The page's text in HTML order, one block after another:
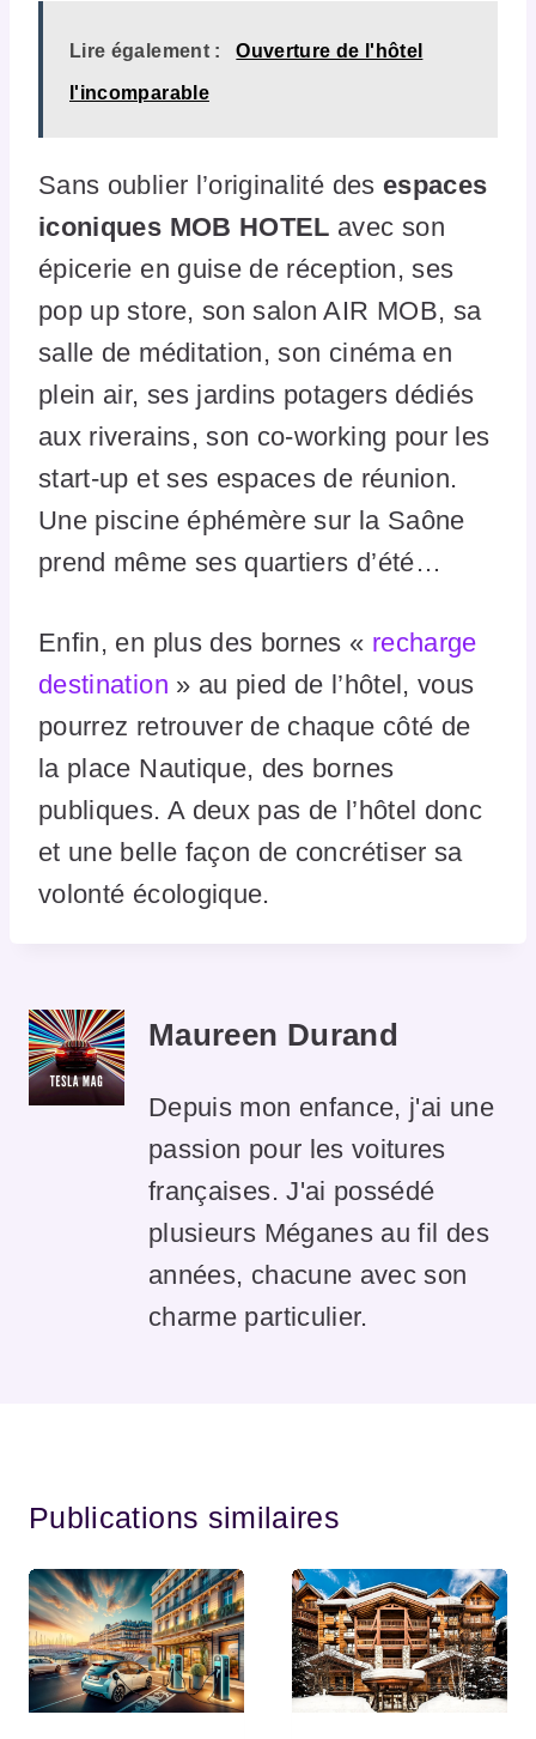
Lire également : Ouverture de l'hôtel
l'incomparable
Sans oublier l’originalité des espaces
iconiques MOB HOTEL avec son
épicerie en guise de réception, ses
pop up store, son salon AIR MOB, sa
salle de méditation, son cinéma en
plein air, ses jardins potagers dédiés
aux riverains, son co-working pour les
start-up et ses espaces de réunion.
Une piscine éphémère sur la Saône
prend même ses quartiers d’été…
Enfin, en plus des bornes « recharge
destination » au pied de l’hôtel, vous
pourrez retrouver de chaque côté de
la place Nautique, des bornes
publiques. A deux pas de l’hôtel donc
et une belle façon de concrétiser sa
volonté écologique.
Maureen Durand
Depuis mon enfance, j'ai une
passion pour les voitures
françaises. J'ai possédé
plusieurs Méganes au fil des
années, chacune avec son
charme particulier.
Publications similaires